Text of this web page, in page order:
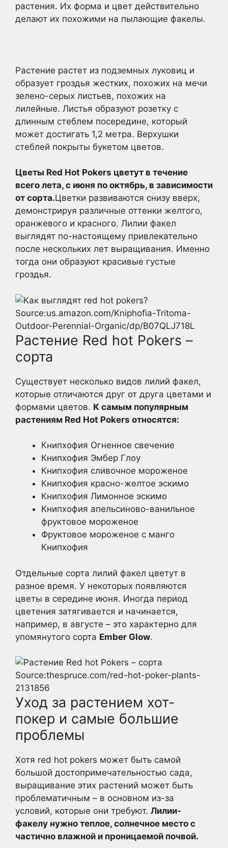
растения. Их форма и цвет действительно
делают их похожими на пылающие факелы.
Растение растет из подземных луковиц и
образует гроздья жестких, похожих на мечи
зелено-серых листьев, похожих на
лилейные. Листья образуют розетку с
длинным стеблем посередине, который
может достигать 1,2 метра. Верхушки
стеблей покрыты букетом цветов.
Цветы Red Hot Pokers цветут в течение
всего лета, с июня по октябрь, в зависимости
от сорта.Цветки развиваются снизу вверх,
демонстрируя различные оттенки желтого,
оранжевого и красного. Лилии факел
выглядят по-настоящему привлекательно
после нескольких лет выращивания. Именно
тогда они образуют красивые густые
гроздья.
Source:us.amazon.com/Kniphofia-Tritoma-
Outdoor-Perennial-Organic/dp/B07QLJ718L
Растение Red hot Pokers –
сорта
Существует несколько видов лилий факел,
которые отличаются друг от друга цветами и
формами цветов. К самым популярным
растениям Red Hot Pokers относятся:
Книпхофия Огненное свечение
Книпхофия Эмбер Глоу
Книпхофия сливочное мороженое
Книпхофия красно-желтое эскимо
Книпхофия Лимонное эскимо
Книпхофия апельсиново-ванильное
фруктовое мороженое
Фруктовое мороженое с манго
Книпхофия
Отдельные сорта лилий факел цветут в
разное время. У некоторых появляются
цветы в середине июня. Иногда период
цветения затягивается и начинается,
например, в августе – это характерно для
упомянутого сорта Ember Glow.
Source:thespruce.com/red-hot-poker-plants-
2131856
Уход за растением хот-
покер и самые большие
проблемы
Хотя red hot pokers может быть самой
большой достопримечательностью сада,
выращивание этих растений может быть
проблематичным – в основном из-за
условий, которые они требуют. Лилии-
факелу нужно теплое, солнечное место с
частично влажной и проницаемой почвой.